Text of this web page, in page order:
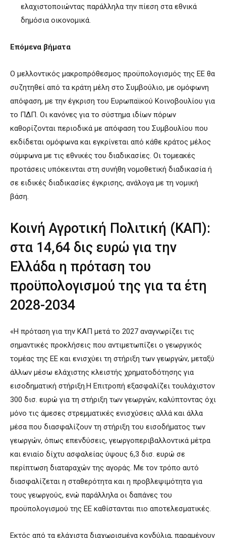
ελαχιστοποιώντας παράλληλα την πίεση στα εθνικά
δημόσια οικονομικά.
Επόμενα βήματα
Ο μελλοντικός μακροπρόθεσμος προϋπολογισμός της ΕΕ θα
συζητηθεί από τα κράτη μέλη στο Συμβούλιο, με ομόφωνη
απόφαση, με την έγκριση του Ευρωπαϊκού Κοινοβουλίου για
το ΠΔΠ. Οι κανόνες για το σύστημα ιδίων πόρων
καθορίζονται περιοδικά με απόφαση του Συμβουλίου που
εκδίδεται ομόφωνα και εγκρίνεται από κάθε κράτος μέλος
σύμφωνα με τις εθνικές του διαδικασίες. Οι τομεακές
προτάσεις υπόκεινται στη συνήθη νομοθετική διαδικασία ή
σε ειδικές διαδικασίες έγκρισης, ανάλογα με τη νομική
βάση.
Κοινή Αγροτική Πολιτική (ΚΑΠ):
στα 14,64 δις ευρώ για την
Ελλάδα η πρόταση του
προϋπολογισμού της για τα έτη
2028-2034
«Η πρόταση για την ΚΑΠ μετά το 2027 αναγνωρίζει τις
σημαντικές προκλήσεις που αντιμετωπίζει ο γεωργικός
τομέας της ΕΕ και ενισχύει τη στήριξη των γεωργών, μεταξύ
άλλων μέσω ελάχιστης κλειστής χρηματοδότησης για
εισοδηματική στήριξη.Η Επιτροπή εξασφαλίζει τουλάχιστον
300 δισ. ευρώ για τη στήριξη των γεωργών, καλύπτοντας όχι
μόνο τις άμεσες στρεμματικές ενισχύσεις αλλά και άλλα
μέσα που διασφαλίζουν τη στήριξη του εισοδήματος των
γεωργών, όπως επενδύσεις, γεωργοπεριβαλλοντικά μέτρα
και ενιαίο δίχτυ ασφαλείας ύψους 6,3 δισ. ευρώ σε
περίπτωση διαταραχών της αγοράς. Με τον τρόπο αυτό
διασφαλίζεται η σταθερότητα και η προβλεψιμότητα για
τους γεωργούς, ενώ παράλληλα οι δαπάνες του
προϋπολογισμού της ΕΕ καθίστανται πιο αποτελεσματικές.
Εκτός από τα ελάχιστα διαχωρισμένα κονδύλια, παραμένουν